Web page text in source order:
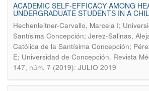
ACADEMIC SELF-EFFICACY AMONG
UNDERGRADUATE STUDENTS IN A
Hechenleitner-Carvallo, Marcela I;
Santísima Concepción; Jerez-Salinas,
Católica de la Santísima Concepción;
E; Universidad de Concepción. Revista
147, núm. 7 (2019): JULIO 2019